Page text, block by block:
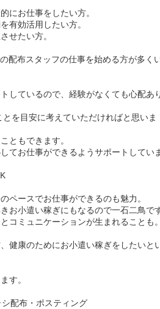
にお仕事をしたい方。
有効活用したい方。
せたい方。
配布スタッフの仕事を始める方が多く
しているので、経験がなくても心配あ
を目安に考えていただければと思いま
ともできます。
てお仕事ができるようサポートしてい
ペースでお仕事ができるのも魅力。
お小遣い稼ぎにもなるので一石二鳥です
コミュニケーションが生まれることも。
健康のためにお小遣い稼ぎをしたいと
す。
布・ポスティング